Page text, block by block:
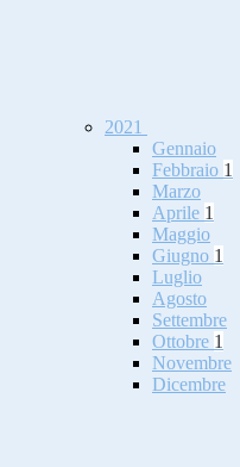
2021
Gennaio
Febbraio 1
Marzo
Aprile 1
Maggio
Giugno 1
Luglio
Agosto
Settembre
Ottobre 1
Novembre
Dicembre